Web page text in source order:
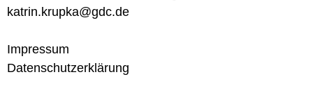
katrin.krupka@gdc.de
Impressum
Datenschutzerklärung